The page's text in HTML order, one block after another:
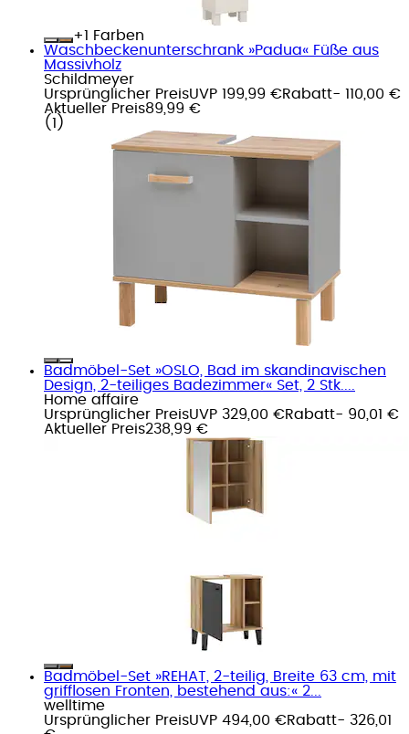
+
Farben
Waschbeckenunterschrank »Padua« Füße aus
Massivholz
Schildmeyer
Ursprünglicher PreisUVP 199,99 €Rabatt- 110,00 €
Aktueller Preis89,99 €
( 1 )
Badmöbel-Set »OSLO, Bad im skandinavischen
Design, 2-teiliges Badezimmer« Set, 2 Stk....
Home affaire
Ursprünglicher PreisUVP 329,00 €Rabatt- 90,01 €
Aktueller Preis238,99 €
Badmöbel-Set »REHAT, 2-teilig, Breite 63 cm, mit
grifflosen Fronten, bestehend aus:« 2...
welltime
Ursprünglicher PreisUVP 494,00 €Rabatt- 326,01